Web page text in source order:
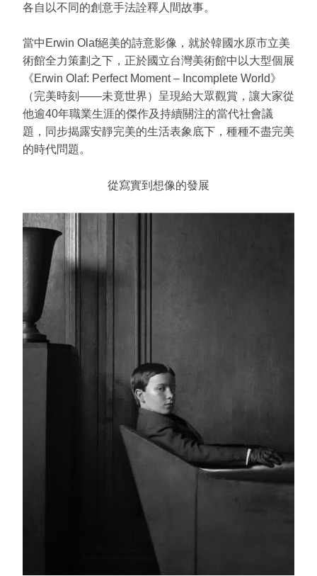
各自以不同的創意手法詮釋人間故事。
當中Erwin Olaf絕美的詩意影像，就於韓國水原市立美
術館全力策劃之下，正於國立台灣美術館中以大型個展
《Erwin Olaf: Perfect Moment – Incomplete World》
（完美時刻——未竟世界）呈現給大眾觀賞，讓大家從
他逾40年職業生涯的傑作及持續關注的當代社會議
題，同步揭露安靜完美的生活表象底下，種種不盡完美
的時代問題。
從寫實到想像的發展